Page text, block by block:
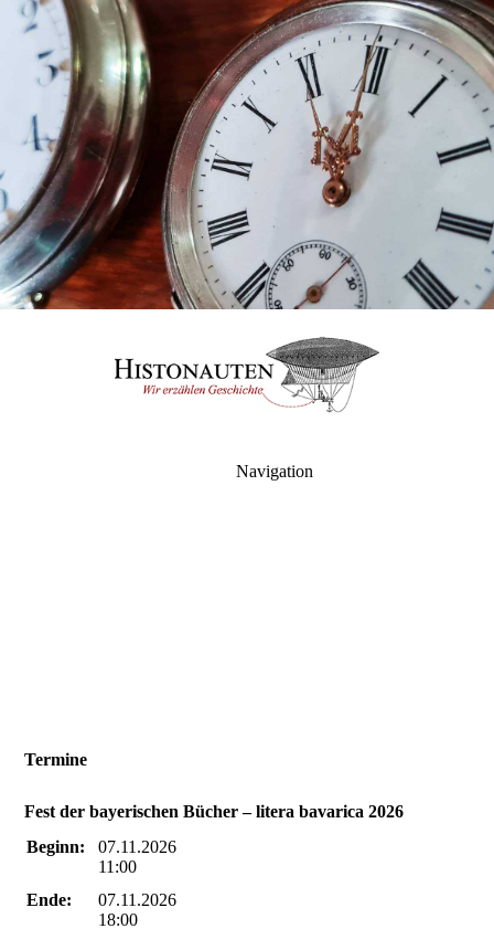
Navigation
Termine
Fest der bayerischen Bücher – litera bavarica 2026
Beginn:
07.11.2026
11:00
Ende:
07.11.2026
18:00